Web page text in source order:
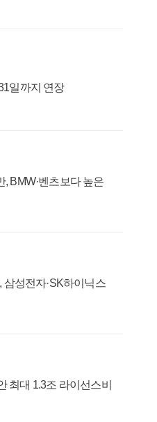
일까지 연장
BMW·벤츠보다 높은
삼성전자·SK하이닉스
최대 1.3조 라이선스비